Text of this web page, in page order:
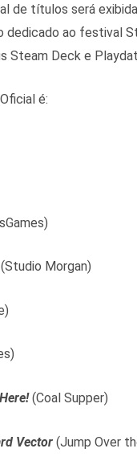
de títulos será
dedicado ao festival
Steam Deck e
é:
(Studio Morgan)
(Coal Supper)
Vector (Jump Over